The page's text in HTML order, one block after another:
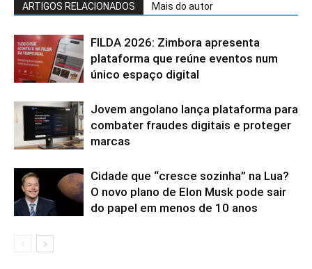
ARTIGOS RELACIONADOS Mais do autor
FILDA 2026: Zimbora apresenta
plataforma que reúne eventos num
único espaço digital
Jovem angolano lança plataforma para
combater fraudes digitais e proteger
marcas
Cidade que “cresce sozinha” na Lua?
O novo plano de Elon Musk pode sair
do papel em menos de 10 anos